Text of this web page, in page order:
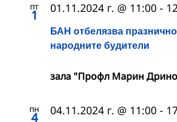
пт
1
БАН отбелязва
народните будители
01.11.2024 г. @ 11:00 -
зала "Профл Марин
пн
4 04.11.2024 г. @ 11:00 -